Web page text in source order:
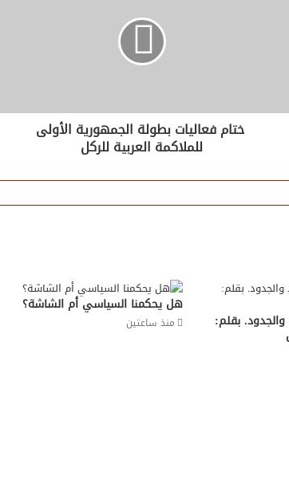
ختام فعاليات بطولة الجمهورية الأولى
للملاكمة العربية للركل
بقلم:
هل يحكمنا السياسي أم الشاشة؟
منذ ساعتين